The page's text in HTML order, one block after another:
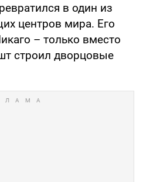
в один из
центров мира. Его
– только вместо
строил дворцовые